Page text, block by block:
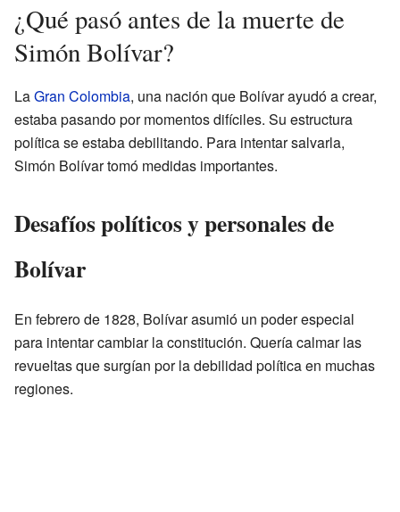
¿Qué pasó antes de la muerte de
Simón Bolívar?
LaGran Colombia, una nación que Bolívar ayudó a crear,
estaba pasando por momentos difíciles. Su estructura
política se estaba debilitando. Para intentar salvarla,
Simón Bolívar tomó medidas importantes.
Desafíos políticos y personales de
Bolívar
En febrero de 1828, Bolívar asumió un poder especial
para intentar cambiar la constitución. Quería calmar las
revueltas que surgían por la debilidad política en muchas
regiones.